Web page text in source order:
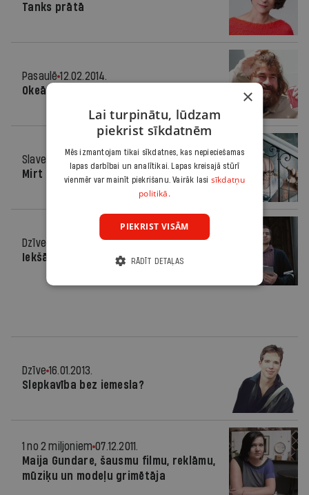
Tanks prātā
Pasaulē 12.02.2014.
Okeāna aiznestais
Slavenība
16.10.2013.
Mirt Rīgā
Dzīve
Iekšā karā
Dzīve 16.01.2013.
Slepkavība bez iemesla?
1 no 2 miljoniem 07.12.2011.
Maija Gundare, šausmu filmu, reklāmu,
mūziķu un modeļu grimētāja
×
Lai turpinātu, lūdzam
piekrist sīkdatnēm
Mēs izmantojam tikai sīkdatnes, kas nepieciešamas
lapas darbībai un analītikai. Lapas kreisajā stūrī
vienmēr var mainīt piekrišanu. Vairāk lasi sīkdatņu
politikā.
PIEKRIST VISĀM
RĀDĪT DETAĻAS